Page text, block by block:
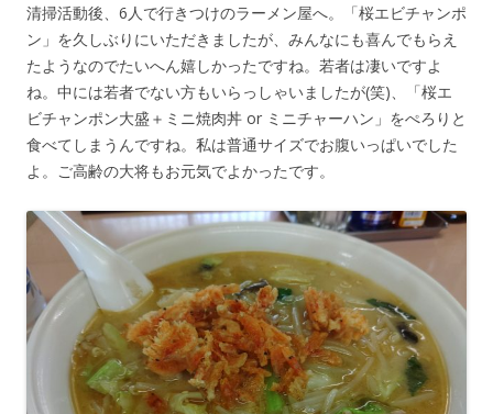
清掃活動後、6人で行きつけのラーメン屋へ。「桜エビチャンポ
ン」を久しぶりにいただきましたが、みんなにも喜んでもらえ
たようなのでたいへん嬉しかったですね。若者は凄いですよ
ね。中には若者でない方もいらっしゃいましたが(笑)、「桜エ
ビチャンポン大盛＋ミニ焼肉丼 or ミニチャーハン」をぺろりと
食べてしまうんですね。私は普通サイズでお腹いっぱいでした
よ。ご高齢の大将もお元気でよかったです。